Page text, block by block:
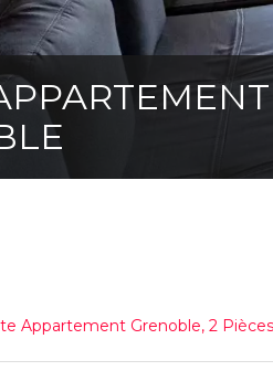
Appartement Grenoble, 2